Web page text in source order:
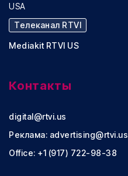
USA
Телеканал RTVI
Mediakit RTVI US
Контакты
digital@rtvi.us
Реклама: advertising@rtvi.us
Office: +1 (917) 722-98-38